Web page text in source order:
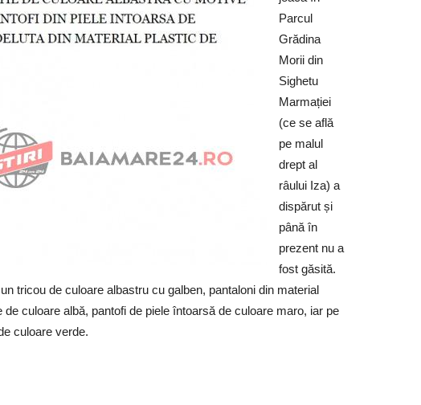
Parcul
Grădina
Morii din
Sighetu
Marmației
(ce se află
pe malul
drept al
râului Iza) a
dispărut și
până în
prezent nu a
fost găsită.
tricou de culoare albastru cu galben, pantaloni din material
culoare albă, pantofi de piele întoarsă de culoare maro, iar pe
culoare verde.